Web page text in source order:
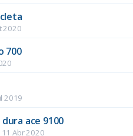
2020
700
2019
ace 9100
11 Abr 2020